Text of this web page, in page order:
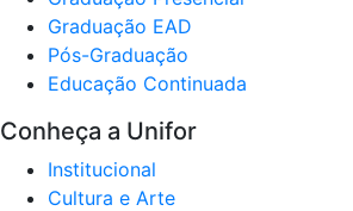
Graduação EAD
Pós-Graduação
Educação Continuada
Conheça a Unifor
Institucional
Cultura e Arte